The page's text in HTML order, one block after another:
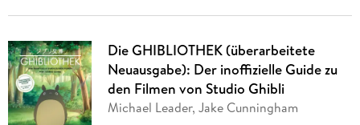
Die GHIBLIOTHEK (überarbeitete
Neuausgabe): Der inoffizielle Guide zu
den Filmen von Studio Ghibli
Michael Leader, Jake Cunningham